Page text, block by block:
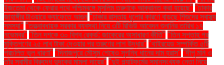
ইজতেমা থেকে ফেরার পথে পশ্চিমবঙ্গে মুসলিম তরুণকে আক্রান্ত করা হয়েছে" "ঢাকার
জাহাঙ্গীর টাওয়ারে ক্যাফেতে আগুন "ঢাকার রাস্তায় ধুলোর কারণে বাড়ছে শিশুদের স্বাস্থ্য
সমস্যা" "তত্ত্বাবধায়ক সরকার ব্যবস্থা নিয়ে ৩টি রিভিউ আবেদন শুনানির তারিখ ১৭
নভেম্বর" "তিন দশকে ৩০ বিশ্ব রেকর্ড: জাকেরের অসাধারণ কীর্তি" "তিন সপ্তাহ পর
মুক্তিপণের ২৫ লাখ টাকা দেওয়ার পর তরুণের লাশ উদ্ধার" "থাইরয়েড সম্পর্কিত ৫টি
প্রচলিত ভুল ধারণা" "দিনাজপুরে মৌসুম শেষেও সুগন্ধি ধানের দাম হ্রাস" "দীপু মনি ও
তাঁর স্বামীর বিরুদ্ধে দুদকের মামলা দায়ের" "দুই প্ল্যাটফর্মের সমানসংখ্যক নেতা নিয়ে